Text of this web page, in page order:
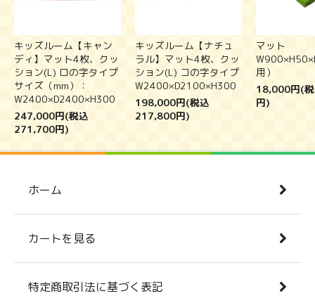
キッズルーム【キャン
ディ】マット4枚、クッ
ション(L) ロの字タイプ
サイズ（mm）：
W2400×D2400×H300
247,000円(税込
271,700円)
キッズルーム【ナチュ
ラル】マット4枚、クッ
ション(L) コの字タイプ
W2400×D2100×H300
198,000円(税込
217,800円)
マット
用）
18,000円(
円)
ホーム
カートを見る
特定商取引法に基づく表記